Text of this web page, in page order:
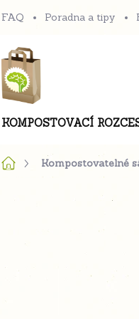
FAQ Poradna a tipy
KOMPOSTOVACÍ
DomůKompostovatelné